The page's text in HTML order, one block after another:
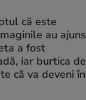
că este
au ajuns
a fost
iar burtica de
că va deveni în